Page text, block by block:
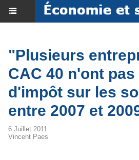
"Plusieurs
CAC 40 n'ont pas
d'impôt sur les
entre 2007 et
6 Juillet 2011
Vincent Paes